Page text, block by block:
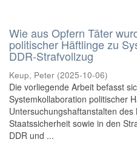
Wie aus Opfern Täter
politischer Häftlinge zu
DDR-Strafvollzug
Keup, Peter (2025-10-06)
Die vorliegende Arbeit befasst
Systemkollaboration politischer
Untersuchungshaftanstalten
Staatssicherheit sowie in den
DDR und ...